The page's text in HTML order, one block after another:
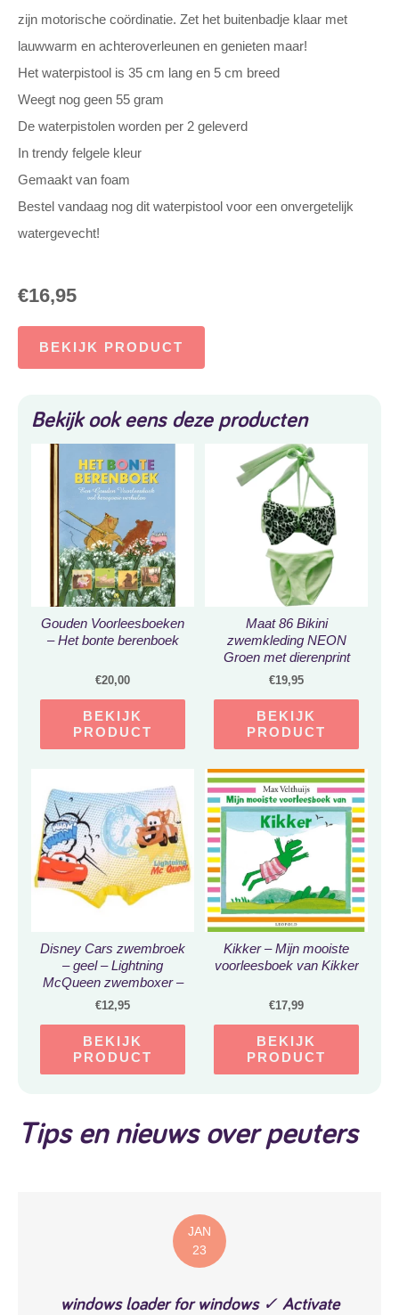
zijn motorische coördinatie. Zet het buitenbadje klaar met
lauwwarm en achteroverleunen en genieten maar!
Het waterpistool is 35 cm lang en 5 cm breed
Weegt nog geen 55 gram
De waterpistolen worden per 2 geleverd
In trendy felgele kleur
Gemaakt van foam
Bestel vandaag nog dit waterpistool voor een onvergetelijk
watergevecht!
€16,95
BEKIJK PRODUCT
Bekijk ook eens deze producten
Gouden Voorleesboeken
– Het bonte berenboek
€20,00
BEKIJK
PRODUCT
Maat 86 Bikini
zwemkleding NEON
Groen met dierenprint
badkleding baby en kind
tijgerprint
€19,95
BEKIJK
PRODUCT
Disney Cars zwembroek
– geel – Lightning
McQueen zwemboxer –
maat 86
€12,95
BEKIJK
PRODUCT
Kikker – Mijn mooiste
voorleesboek van Kikker
€17,99
BEKIJK
PRODUCT
Tips en nieuws over peuters
JAN
23
windows loader for windows ✓ Activate